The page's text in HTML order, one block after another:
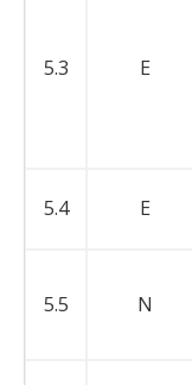
5.3 E
5.4 E
5.5 N